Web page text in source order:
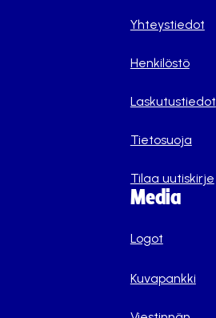
Yhteystiedot
Henkilöstö
Laskutustiedot
Tietosuoja
Tilaa uutiskirje
Media
Logot
Kuvapankki